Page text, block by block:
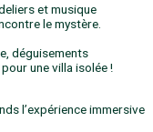
et musique
le mystère.
déguisements
une villa isolée !
l’expérience immersive